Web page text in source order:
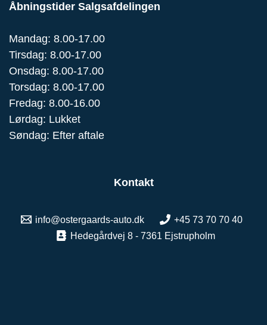
Åbningstider Salgsafdelingen
Mandag: 8.00-17.00
Tirsdag: 8.00-17.00
Onsdag: 8.00-17.00
Torsdag: 8.00-17.00
Fredag: 8.00-16.00
Lørdag: Lukket
Søndag: Efter aftale
Kontakt
info@ostergaards-auto.dk
+45 73 70 70 40
Hedegårdvej 8 - 7361 Ejstrupholm